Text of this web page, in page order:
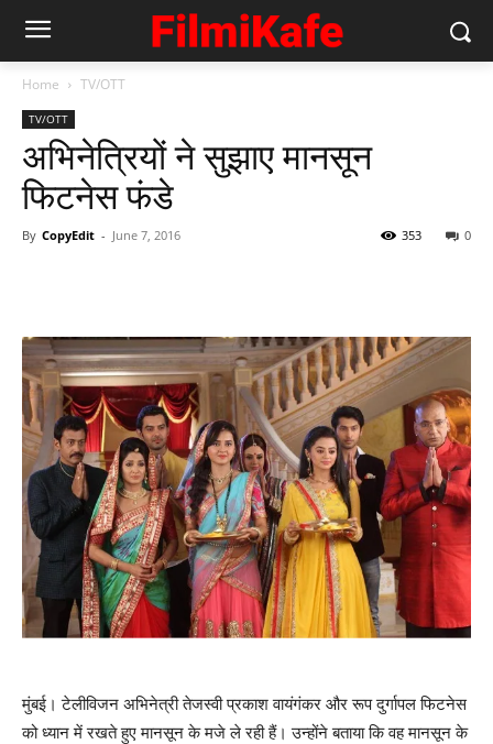
Home TV/OTT
TV/OTT
अभिनेत्रियों ने सुझाए मानसून
फिटनेस फंडे
By CopyEdit - June 7, 2016 0
353
मुंबई। टेलीविजन अभिनेत्री तेजस्वी प्रकाश वायंगंकर और रूप दुर्गापल फिटनेस
को ध्यान में रखते हुए मानसून के मजे ले रही हैं। उन्होंने बताया कि वह मानसून के